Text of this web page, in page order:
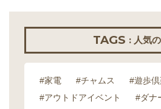
TAGS : 人気
#家電 #チャムス #遊歩
#アウトドアイベント
#ダナ